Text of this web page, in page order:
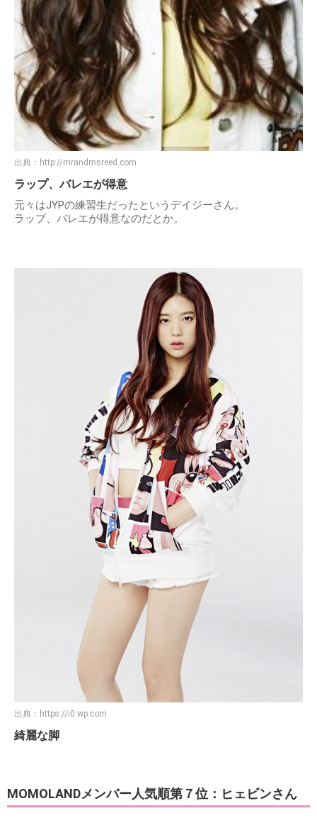
出典： http://mrandmsreed.com
ラップ、バレエが得意
元々はJYPの練習生だったというデイジーさん。
ラップ、バレエが得意なのだとか。
出典： https://i0.wp.com
綺麗な脚
MOMOLANDメンバー人気順第７位：ヒェビンさん